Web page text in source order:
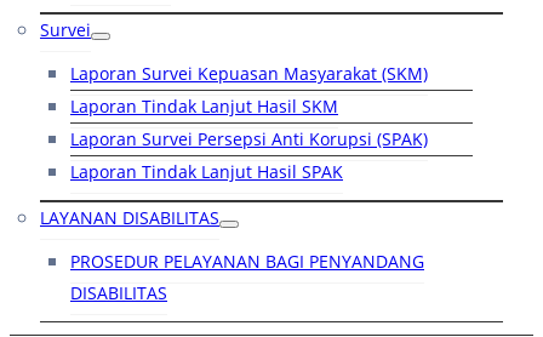
Survei
Laporan Survei Kepuasan Masyarakat (SKM)
Laporan Tindak Lanjut Hasil SKM
Laporan Survei Persepsi Anti Korupsi (SPAK)
Laporan Tindak Lanjut Hasil SPAK
LAYANAN DISABILITAS
PROSEDUR PELAYANAN BAGI PENYANDANG
DISABILITAS